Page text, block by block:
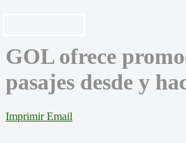
GOL ofrece
pasajes desde y
Imprimir Email